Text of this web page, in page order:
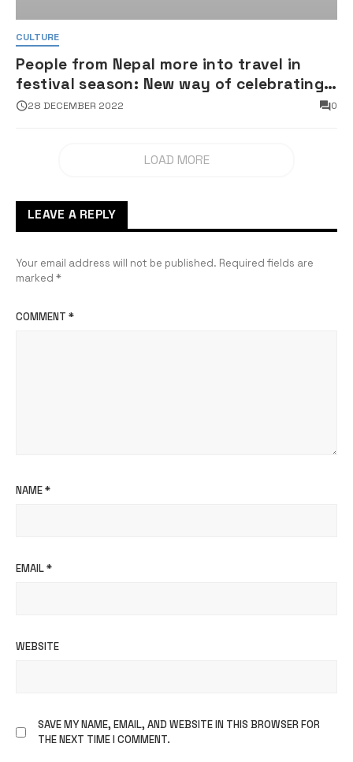
CULTURE
People from Nepal more into travel in
festival season: New way of celebrating
festival holidays
28 DECEMBER 2022 0
LOAD MORE
LEAVE A REPLY
Your email address will not be published. Required fields are
marked *
COMMENT *
NAME*
EMAIL*
WEBSITE
SAVE MY NAME, EMAIL, AND WEBSITE IN THIS BROWSER FOR
THE NEXT TIME I COMMENT.